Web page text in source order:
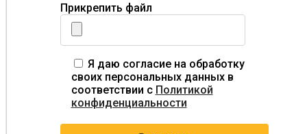
Прикрепить файл
Я даю согласие на обработку
своих персональных данных в
соответствии с Политикой
конфиденциальности